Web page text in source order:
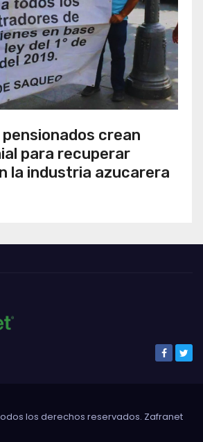
crean
para recuperar
la industria azucarera
los derechos reservados. Zafranet